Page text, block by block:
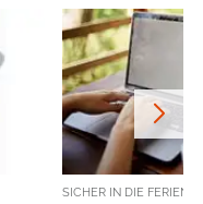
SICHER IN DIE FERIEN